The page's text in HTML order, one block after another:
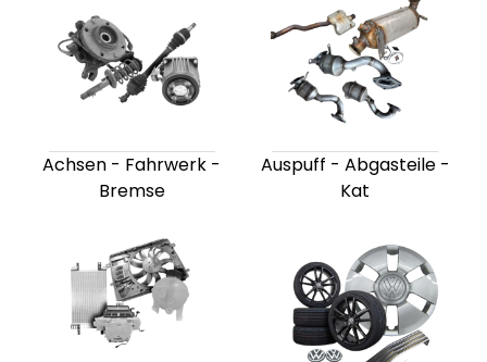
Achsen - Fahrwerk -
Bremse
Auspuff - Abgasteile -
Kat